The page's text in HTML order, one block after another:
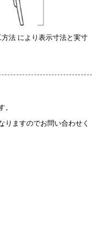
法 により表示寸法と実寸
。
ますのでお問い合わせく